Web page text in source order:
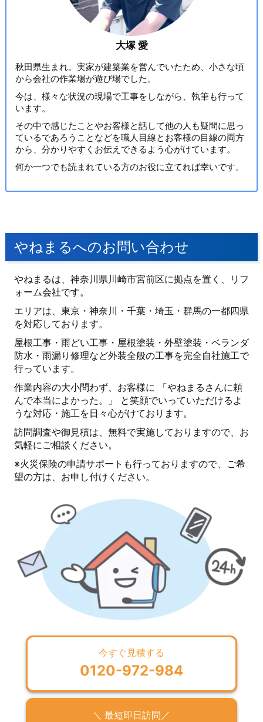
大塚 愛
秋田県生まれ。実家が建築業を営んでいたため、小さな頃
から会社の作業場が遊び場でした。
今は、様々な状況の現場で工事をしながら、執筆も行って
います。
その中で感じたことやお客様と話して他の人も疑問に思っ
ているであろうことなどを職人目線とお客様の目線の両方
から、分かりやすくお伝えできるよう心がけています。
何か一つでも読まれている方のお役に立てれば幸いです。
やねまるへのお問い合わせ
やねまるは、神奈川県川崎市宮前区に拠点を置く、リフ
ォーム会社です。
エリアは、東京・神奈川・千葉・埼玉・群馬の一都四県
を対応しております。
屋根工事・雨どい工事・屋根塗装・外壁塗装・ベランダ
防水・雨漏り修理など外装全般の工事を完全自社施工で
行っています。
作業内容の大小問わず、お客様に 「やねまるさんに頼
んで本当によかった。」 と笑顔でいっていただけるよ
うな対応・施工を日々心がけております。
訪問調査や御見積は、無料で実施しておりますので、お
気軽にご相談ください。
※火災保険の申請サポートも行っておりますので、ご希
望の方は、お申し付けください。
今すぐ見積する
0120-972-984
＼ 最短即日訪問／